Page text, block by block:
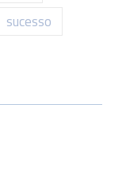
sucesso